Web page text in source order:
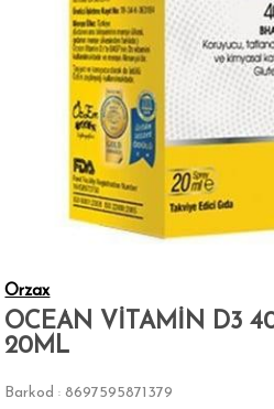
Orzax
OCEAN VİTAMİN D3
20ML
Barkod : 8697595871379